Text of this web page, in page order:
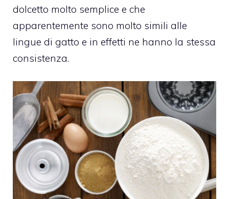
dolcetto molto semplice e che
apparentemente sono molto simili alle
lingue di gatto e in effetti ne hanno la stessa
consistenza.